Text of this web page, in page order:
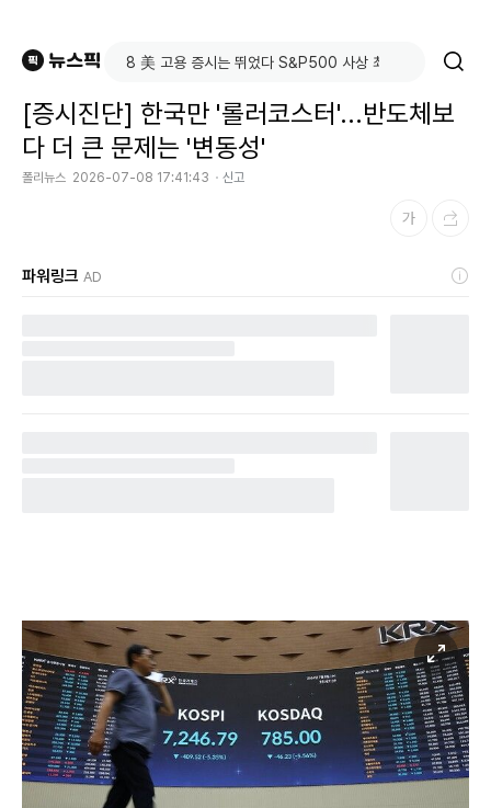
[증시진단] 한국만 '롤러코스터'...반도체보
다 더 큰 문제는 '변동성'
폴리뉴스 2026-07-08 17:41:43 신고
파워링크 AD